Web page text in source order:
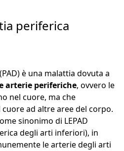
periferica
è una malattia dovuta a
arterie periferiche, ovvero le
nel cuore, ma che
ad altre aree del corpo.
sinonimo di LEPAD
degli arti inferiori), in
le arterie degli arti